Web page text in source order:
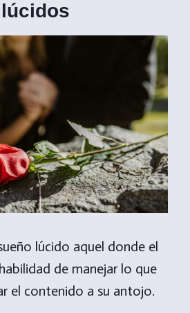
lúcidos
lúcido aquel donde el
de manejar lo que
el contenido a su antojo.